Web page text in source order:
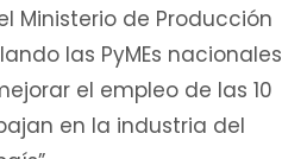
Ministerio de Producción
las PyMEs nacionales
el empleo de las 10
en la industria del